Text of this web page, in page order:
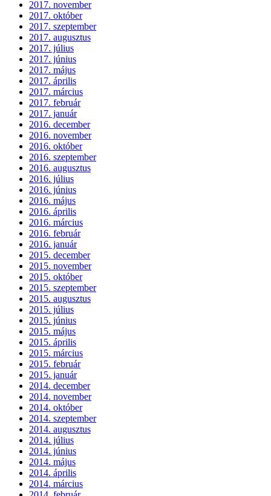
2017. november
2017. október
2017. szeptember
2017. augusztus
2017. július
2017. június
2017. május
2017. április
2017. március
2017. február
2017. január
2016. december
2016. november
2016. október
2016. szeptember
2016. augusztus
2016. július
2016. június
2016. május
2016. április
2016. március
2016. február
2016. január
2015. december
2015. november
2015. október
2015. szeptember
2015. augusztus
2015. július
2015. június
2015. május
2015. április
2015. március
2015. február
2015. január
2014. december
2014. november
2014. október
2014. szeptember
2014. augusztus
2014. július
2014. június
2014. május
2014. április
2014. március